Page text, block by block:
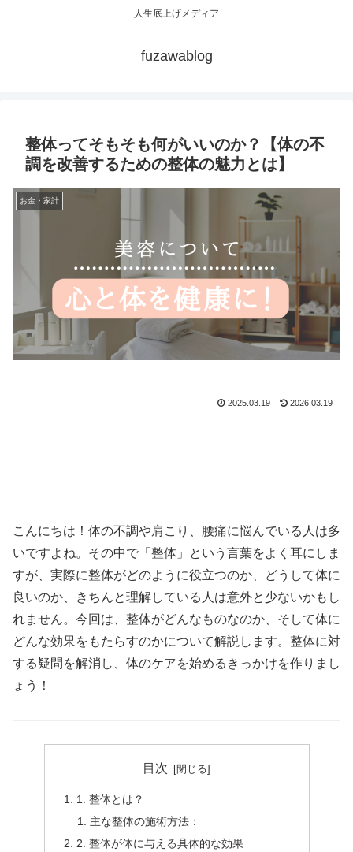
人生底上げメディア
fuzawablog
整体ってそもそも何がいいのか？【体の不
調を改善するための整体の魅力とは】
お金・家計
2025.03.19 2026.03.19
こんにちは！体の不調や肩こり、腰痛に悩んでいる人は多
いですよね。その中で「整体」という言葉をよく耳にしま
すが、実際に整体がどのように役立つのか、どうして体に
良いのか、きちんと理解している人は意外と少ないかもし
れません。今回は、整体がどんなものなのか、そして体に
どんな効果をもたらすのかについて解説します。整体に対
する疑問を解消し、体のケアを始めるきっかけを作りまし
ょう！
目次
1. 整体とは？
主な整体の施術方法：
2. 整体が体に与える具体的な効果